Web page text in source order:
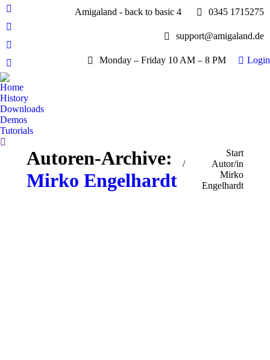
Facebook
page
opens
new
window
YouTube
page
opens
in
new
window
Whatsapp
page
opens
in
new
window
E-
Mail
page
opens
in
new
Amigaland - back to basic 4 0345 1715275
support@amigaland.de
Monday – Friday 10 AM – 8 PM Login
Home
History
Downloads
Demos
Tutorials
Search:
Autoren-Archive:
Mirko Engelhardt
Sie befinden sich hier:
Start
Autor/in
Mirko
Engelhardt